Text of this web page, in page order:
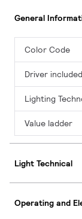
General
Color Code
Driver included
Lighting
Value ladder
Light Technical
Operating and